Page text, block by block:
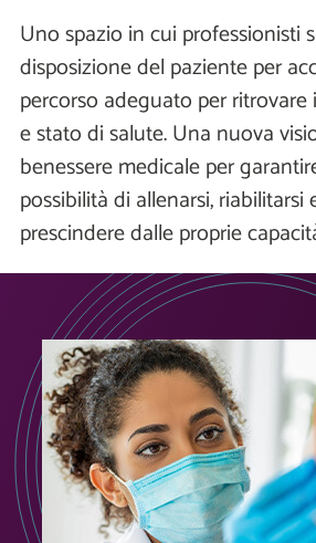
Uno spazio in cui professionisti
disposizione del paziente per
percorso adeguato per
e stato di salute. Una nuova
benessere medicale per
possibilità di allenarsi, riabilitarsi
prescindere dalle proprie